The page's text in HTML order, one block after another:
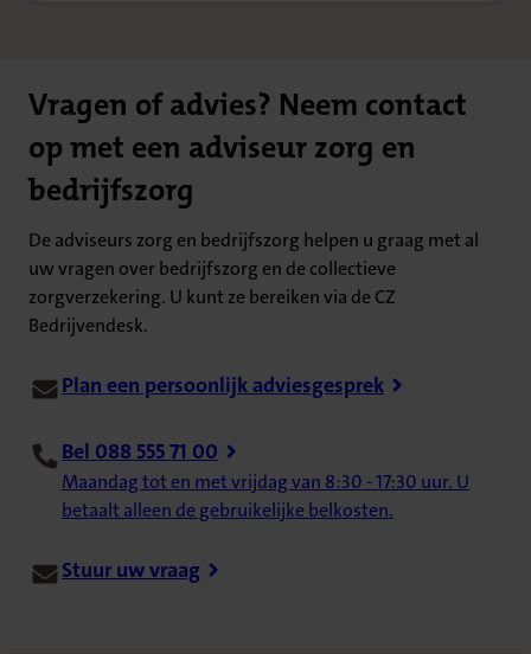
Vragen of advies? Neem contact
op met een adviseur zorg en
bedrijfszorg
De adviseurs zorg en bedrijfszorg helpen u graag met al
uw vragen over bedrijfszorg en de collectieve
zorgverzekering. U kunt ze bereiken via de CZ
Bedrijvendesk.
Plan een persoonlijk adviesgesprek
Bel 088 555 71 00
Maandag tot en met vrijdag van 8:30 - 17:30 uur. U
betaalt alleen de gebruikelijke belkosten.
Stuur uw vraag